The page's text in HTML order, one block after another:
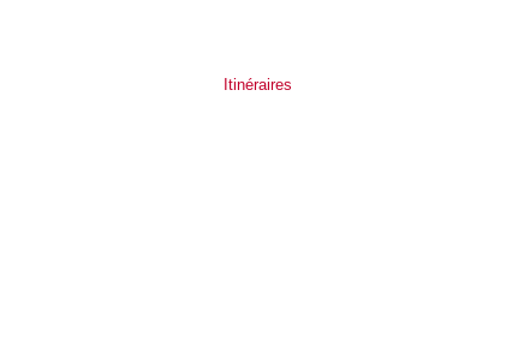
Itinéraires